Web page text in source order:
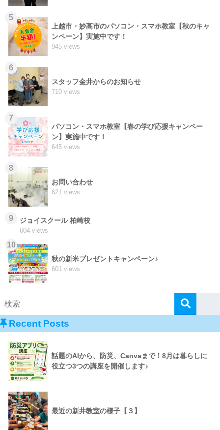
5
上越市・妙高市のパソコン・スマホ教室【秋のキャ
ンペーン】実施中です！
945 views
6
スタッフ金井からのお知らせ
710 views
7
パソコン・スマホ教室【春の学び応援キャンペー
ン】実施中です！
645 views
8
お問い合わせ
621 views
9 ジョイスクール 柏崎校
604 views
10
秋の新米プレゼントキャンペーン♪
601 views
Recent Posts
話題のAIから、防災、Canvaまで！8月は暮らしに
役立つ3つの講座を開催します♪
最近の新井教室の様子【３】